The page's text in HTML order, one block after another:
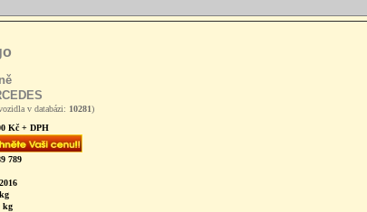
v databázi: 10281)
Kč + DPH
789
kg